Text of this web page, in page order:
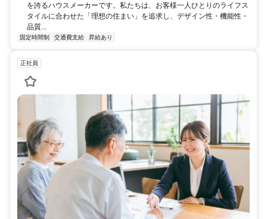
を誇るハウスメーカーです。私たちは、お客様一人ひとりのライフス
タイルに合わせた「理想の住まい」を追求し、デザイン性・機能性・
品質...
固定時間制 交通費支給 昇給あり
正社員